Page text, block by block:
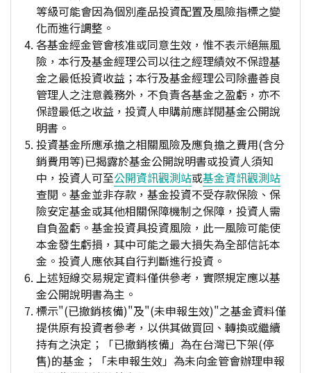
等級可能會因為個別產品投資配置及風險指標之變
化而進行調整。
各基金經金管會核准或同意生效，惟不表示絕無風
險，本行及基金經理公司以往之經理績效不保證基
金之最低投資收益；本行及基金經理公司除盡善良
管理人之注意義務外，不負責各基金之盈虧，亦不
保證最低之收益，投資人申購前應詳閱基金公開說
明書。
投資基金所應承擔之相關風險及應負擔之費用(含分
銷費用等)已揭露於基金公開說明書或投資人須知
中，投資人可至公開資訊觀測站或基金資訊觀測站
查閱。基金並非存款，基金投資不受存款保險、保
險安定基金或其他相關保障機制之保障，投資人需
自負盈虧。基金投資具投資風險，此一風險可能使
本金發生虧損，其中可能之最大損失為全部信託本
金。投資人應依其自行判斷進行投資。
上述短線交易規定資料僅供參考，實際規定應以基
金公開說明書為主。
標示"(已撤銷核備)"及"(未申報生效)"之基金資料僅
提供原有投資者參考，以供其做買回、轉換或繼續
持有之決定；「已撤銷核備」為在台灣已下架(停
售)的基金；「未申報生效」為未向金管會辦理申報